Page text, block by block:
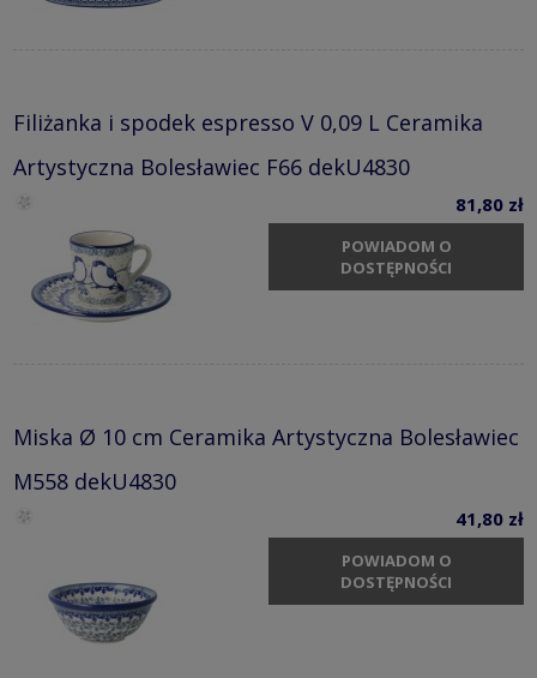
Filiżanka i spodek espresso V 0,09 L Ceramika
Artystyczna Bolesławiec F66 dekU4830
81,80 zł
POWIADOM O
DOSTĘPNOŚCI
Miska Ø 10 cm Ceramika Artystyczna Bolesławiec
M558 dekU4830
41,80 zł
POWIADOM O
DOSTĘPNOŚCI